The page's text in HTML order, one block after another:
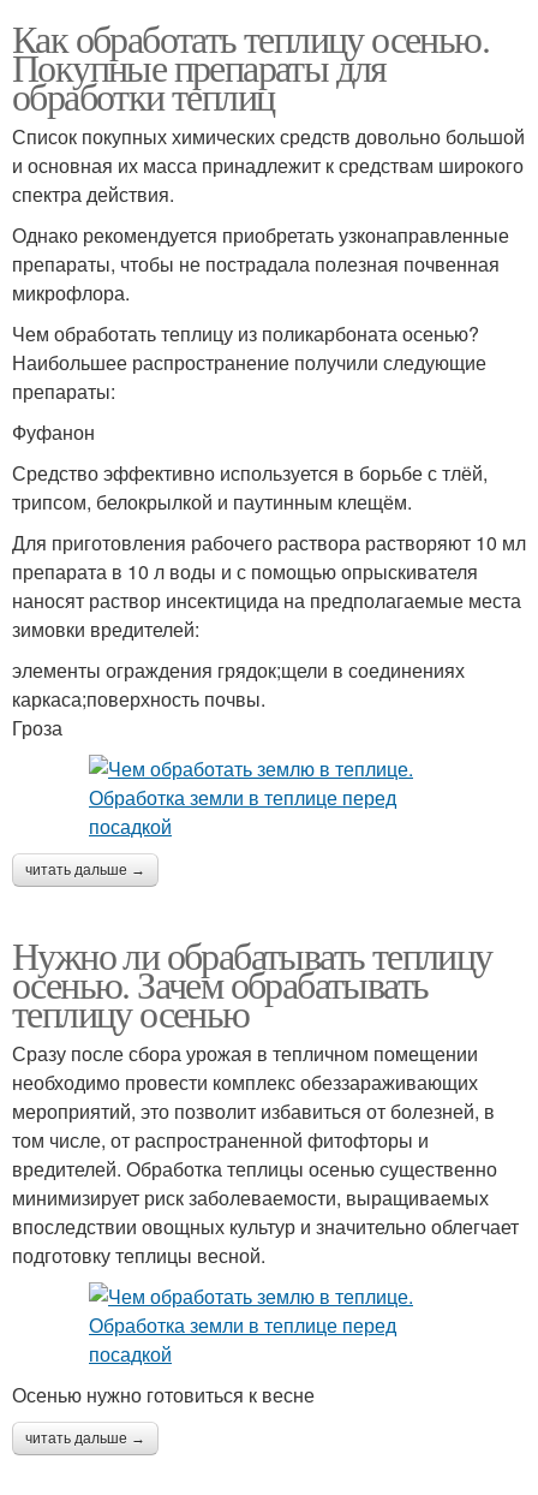
Как обработать теплицу осенью.
Покупные препараты для
обработки теплиц
Список покупных химических средств довольно большой
и основная их масса принадлежит к средствам широкого
спектра действия.
Однако рекомендуется приобретать узконаправленные
препараты, чтобы не пострадала полезная почвенная
микрофлора.
Чем обработать теплицу из поликарбоната осенью?
Наибольшее распространение получили следующие
препараты:
Фуфанон
Средство эффективно используется в борьбе с тлёй,
трипсом, белокрылкой и паутинным клещём.
Для приготовления рабочего раствора растворяют 10 мл
препарата в 10 л воды и с помощью опрыскивателя
наносят раствор инсектицида на предполагаемые места
зимовки вредителей:
элементы ограждения грядок;щели в соединениях
каркаса;поверхность почвы.
Гроза
читать дальше →
Нужно ли обрабатывать теплицу
осенью. Зачем обрабатывать
теплицу осенью
Сразу после сбора урожая в тепличном помещении
необходимо провести комплекс обеззараживающих
мероприятий, это позволит избавиться от болезней, в
том числе, от распространенной фитофторы и
вредителей. Обработка теплицы осенью существенно
минимизирует риск заболеваемости, выращиваемых
впоследствии овощных культур и значительно облегчает
подготовку теплицы весной.
Осенью нужно готовиться к весне
читать дальше →